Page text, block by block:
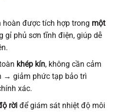
hoàn được tích hợp trong một
gỉ phủ sơn tĩnh điện, giúp dễ
khép kín, không cần cảm
→ giảm phức tạp bảo trì
xác.
rờiđể giám sát nhiệt độ môi